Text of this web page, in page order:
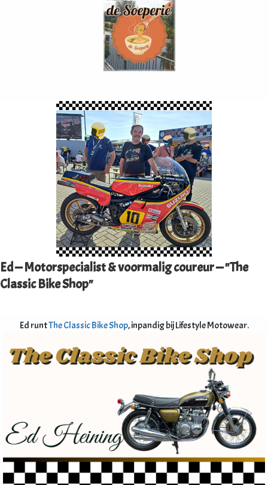
Ed — Motorspecialist & voormalig coureur — "The
Classic Bike Shop"
Ed runtThe Classic Bike Shop, inpandig bij Lifestyle Motowear.